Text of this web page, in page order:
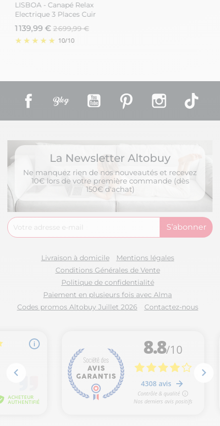
LISBOA - Canapé Relax
Electrique 3 Places Cuir
Beige Pieds Métal
1 139,99 € 2 699,99 €
10/10
Facebook YouTube Pinterest Instagram
La Newsletter Altobuy
Ne manquez rien de nos nouveautés et recevez
10€ lors de votre première commande (dès
150€ d'achat)
Livraison à domicile
Mentions légales
Conditions Générales de Vente
Politique de confidentialité
Paiement en plusieurs fois avec Alma
Codes promos Altobuy Juillet 2026
Contactez-nous